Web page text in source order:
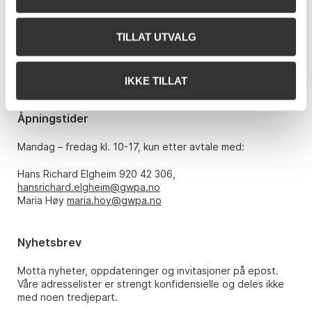
TILLAT UTVALG
IKKE TILLAT
Grev Wedels Plass Auksjoner AS
Bankplassen 1A
Telefon: 22 86 21 86
post@gwpa.no
Åpningstider
Mandag – fredag kl. 10-17, kun etter avtale med:
Hans Richard Elgheim 920 42 306,
hansrichard.elgheim@gwpa.no
Maria Høy maria.hoy@gwpa.no
Nyhetsbrev
Motta nyheter, oppdateringer og invitasjoner på epost.
Våre adresselister er strengt konfidensielle og deles ikke
med noen tredjepart.